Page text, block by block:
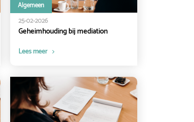
Algemeen
25-02-2026
Geheimhouding bij mediation
Lees meer